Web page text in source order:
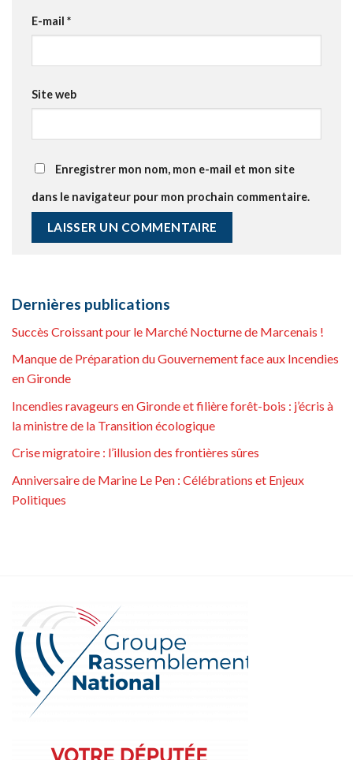
E-mail *
Site web
Enregistrer mon nom, mon e-mail et mon site
dans le navigateur pour mon prochain commentaire.
Dernières publications
Succès Croissant pour le Marché Nocturne de Marcenais !
Manque de Préparation du Gouvernement face aux Incendies
en Gironde
Incendies ravageurs en Gironde et filière forêt-bois : j’écris à
la ministre de la Transition écologique
Crise migratoire : l’illusion des frontières sûres
Anniversaire de Marine Le Pen : Célébrations et Enjeux
Politiques